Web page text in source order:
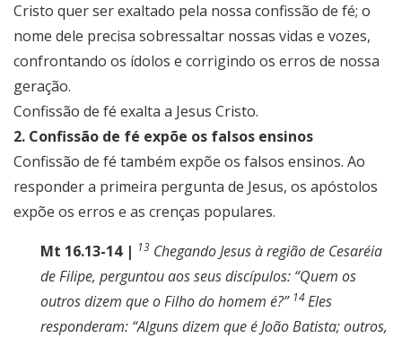
Cristo quer ser exaltado pela nossa confissão de fé; o
nome dele precisa sobressaltar nossas vidas e vozes,
confrontando os ídolos e corrigindo os erros de nossa
geração.
Confissão de fé exalta a Jesus Cristo.
2. Confissão de fé expõe os falsos ensinos
Confissão de fé também expõe os falsos ensinos. Ao
responder a primeira pergunta de Jesus, os apóstolos
expõe os erros e as crenças populares.
Mt 16.13-14 | 13 Chegando Jesus à região de Cesaréia
de Filipe, perguntou aos seus discípulos: “Quem os
outros dizem que o Filho do homem é?” 14Eles
responderam: “Alguns dizem que é João Batista; outros,